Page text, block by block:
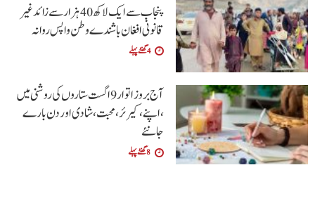
پنجاب سے ایک لاکھ 40 ہزار سے زائد غیر
قانونی افغان باشندے وطن واپس روانہ
4 گھنٹے پہلے
آج بروز اتوار9 اگست ستاروں کی روشنی میں
،اپنے،کیرئر،محبت ،شادی اور دن بارے
جانئے
8 گھنٹے پہلے